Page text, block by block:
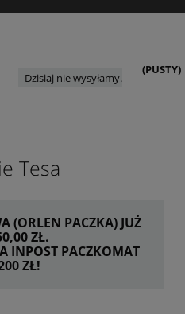
(PUSTY)
Dzisiaj nie wysyłamy.
Tesa
(ORLEN PACZKA) JUŻ
ZŁ.
INPOST PACZKOMAT
ZŁ!